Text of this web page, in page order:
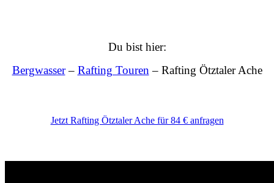
Du bist hier:
Bergwasser– Rafting Touren – Rafting Ötztaler Ache
Jetzt Rafting Ötztaler Ache für 84 € anfragen